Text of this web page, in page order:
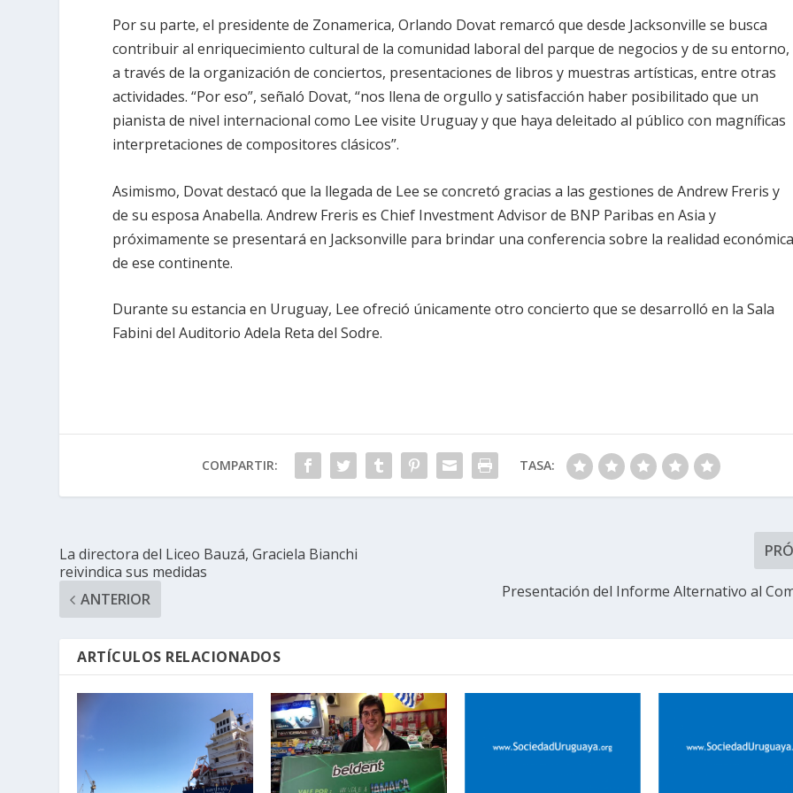
Por su parte, el presidente de Zonamerica, Orlando Dovat remarcó que desde Jacksonville se busca
contribuir al enriquecimiento cultural de la comunidad laboral del parque de negocios y de su entorno,
a través de la organización de conciertos, presentaciones de libros y muestras artísticas, entre otras
actividades. “Por eso”, señaló Dovat, “nos llena de orgullo y satisfacción haber posibilitado que un
pianista de nivel internacional como Lee visite Uruguay y que haya deleitado al público con magníficas
interpretaciones de compositores clásicos”.
Asimismo, Dovat destacó que la llegada de Lee se concretó gracias a las gestiones de Andrew Freris y
de su esposa Anabella. Andrew Freris es Chief Investment Advisor de BNP Paribas en Asia y
próximamente se presentará en Jacksonville para brindar una conferencia sobre la realidad
de ese continente.
Durante su estancia en Uruguay, Lee ofreció únicamente otro concierto que se desarrolló en la Sala
Fabini del Auditorio Adela Reta del Sodre.
COMPARTIR: TASA:
La directora del Liceo Bauzá, Graciela Bianchi
reivindica sus medidas
ANTERIOR
Presentación del Informe Alternativo al
ARTÍCULOS RELACIONADOS